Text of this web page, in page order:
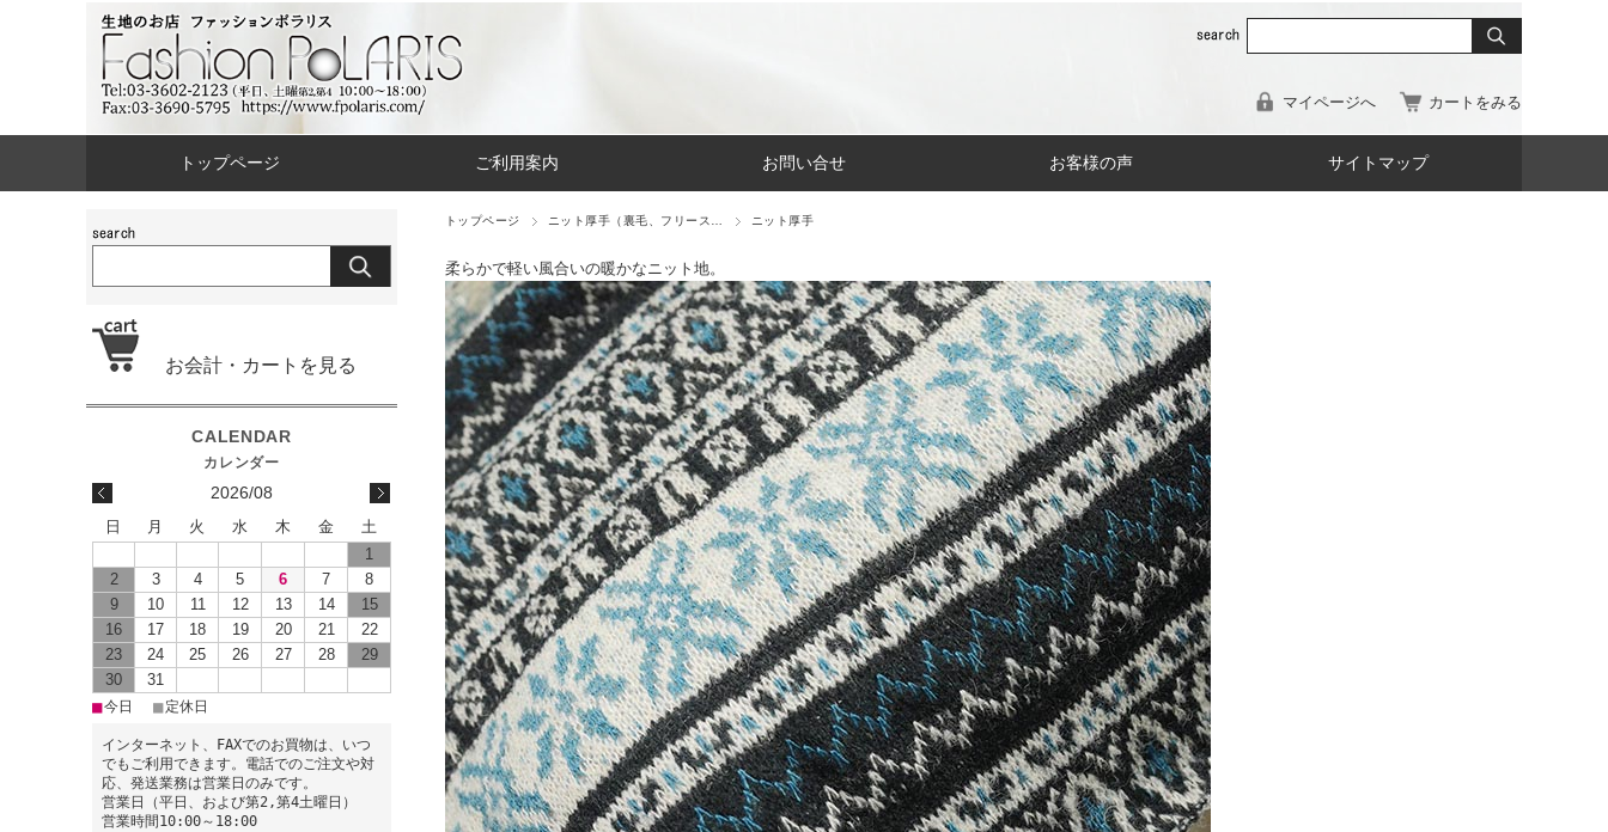
マイページへ カートをみる
トップページ ご利用案内 お問い合せ お客様の声 サイトマップ
トップページ ニット厚手（裏毛、フリース… ニット厚手
柔らかで軽い風合いの暖かなニット地。
お会計・カートを見る
2026/08
日 月 火 水 木 金
土
1
2
3 4 5 6 7
8
9
10 11 12 13 14
15
16
17 18 19 20 21
22
23
24 25 26 27 28
29
30
31
■今日 ■ 定休日
インターネット、FAXでのお買物は、いつ
でもご利用できます。電話でのご注文や対
応、発送業務は営業日のみです。
営業日（平日、および第2,第4土曜日）
営業時間10:00～18:00